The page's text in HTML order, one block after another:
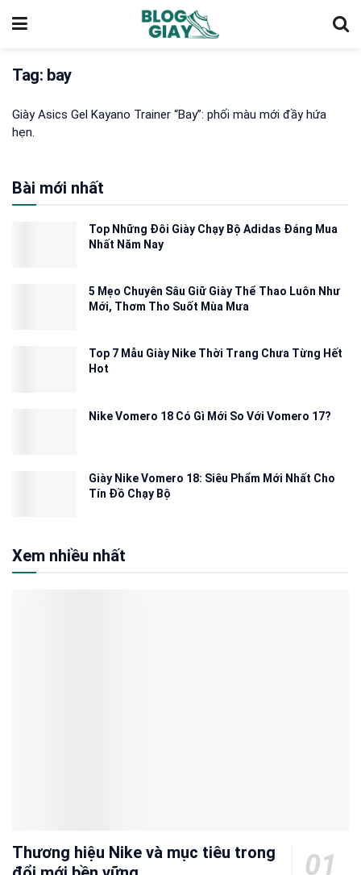
Tag: bay
Giày Asics Gel Kayano Trainer “Bay”: phối màu mới đầy hứa
hẹn.
Bài mới nhất
Top Những Đôi Giày Chạy Bộ Adidas Đáng Mua
Nhất Năm Nay
5 Mẹo Chuyên Sâu Giữ Giày Thể Thao Luôn Như
Mới, Thơm Tho Suốt Mùa Mưa
Top 7 Mẫu Giày Nike Thời Trang Chưa Từng Hết
Hot
Nike Vomero 18 Có Gì Mới So Với Vomero 17?
Giày Nike Vomero 18: Siêu Phẩm Mới Nhất Cho
Tín Đồ Chạy Bộ
Xem nhiều nhất
Thương hiệu Nike và mục tiêu trong